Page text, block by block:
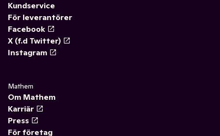
Kundservice
För leverantörer
Facebook
X (f.d Twitter)
Instagram
Mathem
Om Mathem
Karriär
Press
För företag